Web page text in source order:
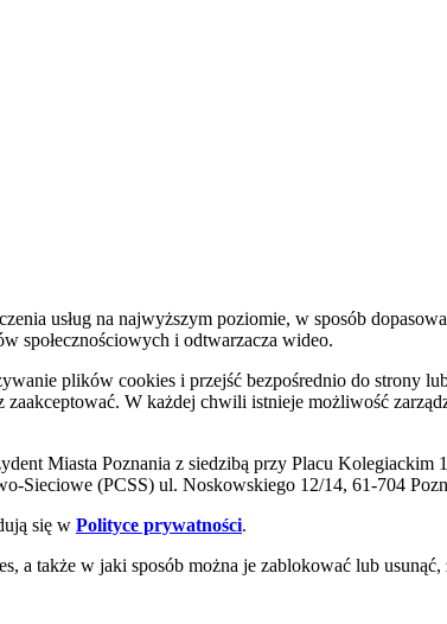
usług na najwyższym poziomie, w sposób
społecznościowych i odtwarzacza wideo.
plików cookies i przejść bezpośrednio do strony
W każdej chwili istnieje możliwość
Miasta Poznania z siedzibą przy Placu Kolegiackim
Sieciowe (PCSS) ul. Noskowskiego 12/14, 61-704
się w Polityce prywatności.
a także w jaki sposób można je zablokować lub usunąć,